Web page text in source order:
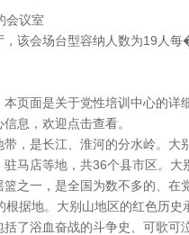
会议室
，该会场台型容纳人数为19人
页面是关于党性培训中心的详
息，欢迎点击查看。
，是长江、淮河的分水岭。大
马店等地，共36个县市区。
之一，是全国为数不多的、在
据地。大别山地区的红色历
了浴血奋战的斗争史、可歌可